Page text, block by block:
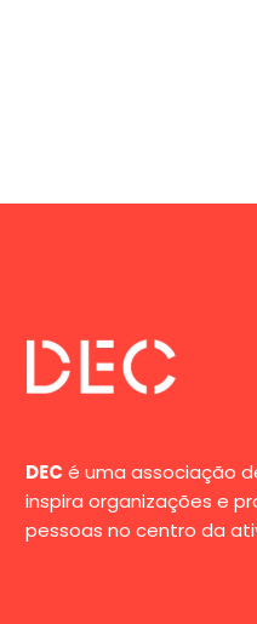
DEC é uma associação
inspira organizações e
pessoas no centro da